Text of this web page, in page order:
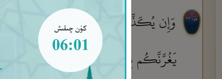
كۈن چىقىش
06:01
جُزْء ٢٢ وَإِن يُكَذِّبُوكَ فَقَدْ كُذِّبَتْ رُسُلٌ مِّن
يَغُرَّنَّكُم بِٱللَّهِ ٱلْغَرُورُ
إِنَّ